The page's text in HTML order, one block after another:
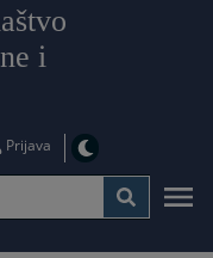
i
Prijava